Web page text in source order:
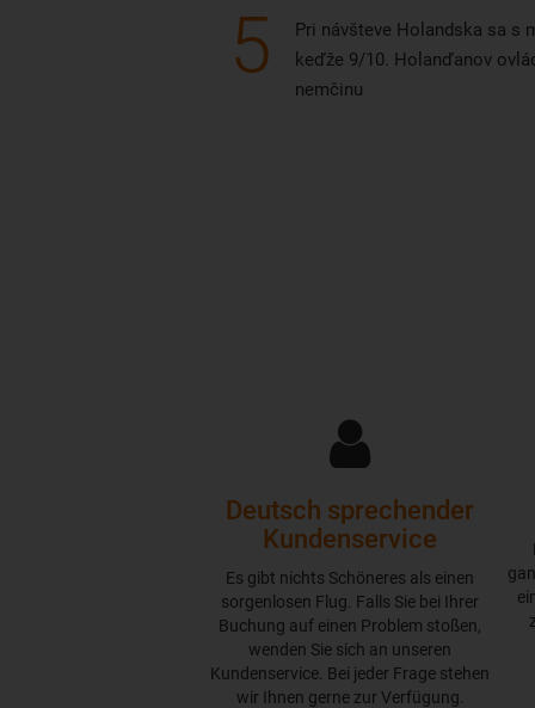
5
Pri návšteve Holandska sa s
keďže 9/10. Holanďanov
nemčinu
Deutsch sprechender
Kundenservice
Es gibt nichts Schöneres als einen
sorgenlosen Flug. Falls Sie bei Ihrer
Buchung auf einen Problem stoßen,
wenden Sie sich an unseren
Kundenservice. Bei jeder Frage stehen
wir Ihnen gerne zur Verfügung.